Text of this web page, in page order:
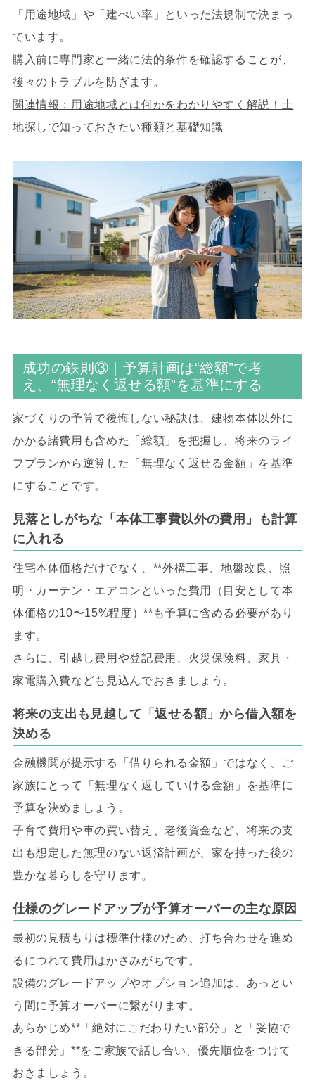
「用途地域」や「建ぺい率」といった法規制で決まっ
ています。
購入前に専門家と一緒に法的条件を確認することが、
後々のトラブルを防ぎます。
関連情報：用途地域とは何かをわかりやすく解説！土
地探しで知っておきたい種類と基礎知識
成功の鉄則③｜予算計画は“総額”で考
え、“無理なく返せる額”を基準にする
家づくりの予算で後悔しない秘訣は、建物本体以外に
かかる諸費用も含めた「総額」を把握し、将来のライ
フプランから逆算した「無理なく返せる金額」を基準
にすることです。
見落としがちな「本体工事費以外の費用」も計算
に入れる
住宅本体価格だけでなく、**外構工事、地盤改良、照
明・カーテン・エアコンといった費用（目安として本
体価格の10〜15%程度）**も予算に含める必要があり
ます。
さらに、引越し費用や登記費用、火災保険料、家具・
家電購入費なども見込んでおきましょう。
将来の支出も見越して「返せる額」から借入額を
決める
金融機関が提示する「借りられる金額」ではなく、ご
家族にとって「無理なく返していける金額」を基準に
予算を決めましょう。
子育て費用や車の買い替え、老後資金など、将来の支
出も想定した無理のない返済計画が、家を持った後の
豊かな暮らしを守ります。
仕様のグレードアップが予算オーバーの主な原因
最初の見積もりは標準仕様のため、打ち合わせを進め
るにつれて費用はかさみがちです。
設備のグレードアップやオプション追加は、あっとい
う間に予算オーバーに繋がります。
あらかじめ**「絶対にこだわりたい部分」と「妥協で
きる部分」**をご家族で話し合い、優先順位をつけて
おきましょう。